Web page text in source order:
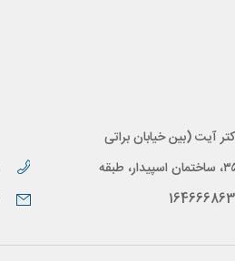
آیت (بین خیابان براتی
و خیابان قاسم زاده)، پلاک ۳۵۰، ساختمان اسپیدار، طبقه